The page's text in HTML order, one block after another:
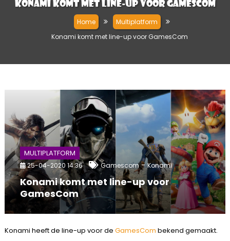
Konami komt met line-up voor GamesCom
Home
Multiplatform
Konami komt met line-up voor GamesCom
MULTIPLATFORM
25-04-2020 14:36 Gamescom-Konami
Konami komt met line-up voor
GamesCom
Konami heeft de line-up voor de GamesCom bekend gemaakt.